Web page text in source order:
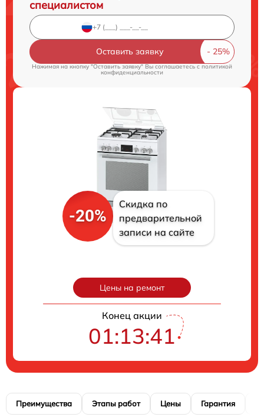
специалистом
Оставить заявку
Нажимая на кнопку "Оставить заявку" Вы соглашаетесь cполитикой
конфиденциальности
-20%
Скидка по
предварительной
записи на сайте
Цены на ремонт
Конец акции
01:13:40
Преимущества Этапы работ Цены Гарантия